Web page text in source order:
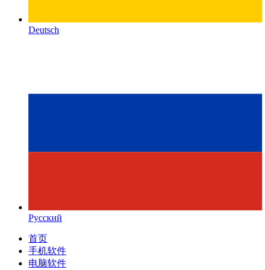
Deutsch
Русский
首页
手机软件
电脑软件